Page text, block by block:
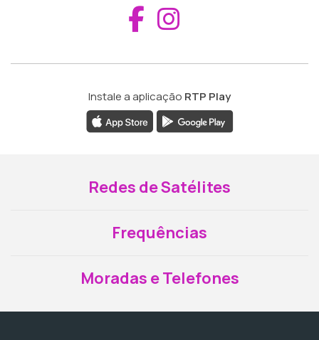
Aceder ao
Instale a aplicação RTP Play
Redes de Satélites
Frequências
Moradas e Telefones